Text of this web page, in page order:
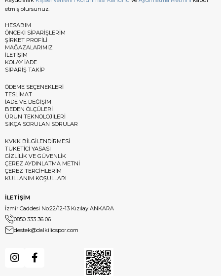
etmiş olursunuz.
HESABIM
ÖNCEKİ SİPARİŞLERİM
ŞİRKET PROFİLİ
MAĞAZALARIMIZ
İLETİŞİM
KOLAY İADE
SİPARİŞ TAKİP
ÖDEME SEÇENEKLERİ
TESLİMAT
İADE VE DEĞİŞİM
BEDEN ÖLÇÜLERİ
ÜRÜN TEKNOLOJİLERİ
SIKÇA SORULAN SORULAR
KVKK BİLGİLENDİRMESİ
TÜKETİCİ YASASI
GİZLİLİK VE GÜVENLİK
ÇEREZ AYDINLATMA METNİ
ÇEREZ TERCİHLERİM
KULLANIM KOŞULLARI
İLETİŞİM
İzmir Caddesi No:22/12-13 Kızılay ANKARA
0850 333 36 06
destek@dalkilicspor.com